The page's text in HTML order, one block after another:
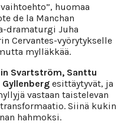
huomaa
de la Manchan
dramaturgi Juha
Cervantes-vyörytykselle
mylläkkää.
Svartström, Santtu
Gyllenberg esittäytyvät, ja
vastaan taistelevan
Siinä kukin
hahmoksi.